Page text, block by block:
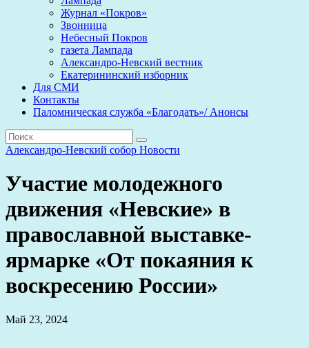
Журнал «Покров»
Звонница
Небесный Покров
газета Лампада
Александро-Невский вестник
Екатерининский изборник
Для СМИ
Контакты
Паломническая служба «Благодать»/ Анонсы
Александро-Невский собор Новости
Участие молодежного
движения «Невские» в
православной выставке-
ярмарке «От покаяния к
воскресению России»
Май 23, 2024